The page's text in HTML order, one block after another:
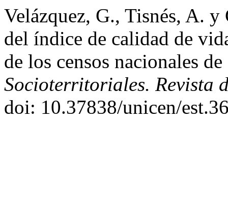
Velázquez, G., Tisnés, A.
del índice de calidad de
de los censos nacionales
Socioterritoriales. Revista
doi: 10.37838/unicen/